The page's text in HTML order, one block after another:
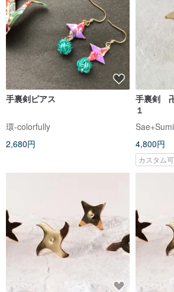
手裏剣ピアス
環-colorfully
2,680円
手裏剣
１
4,800円
カスタム可